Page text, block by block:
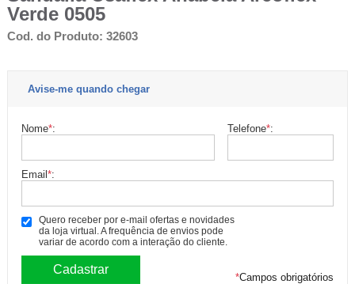
Verde 0505
Cod. do Produto: 32603
Avise-me quando chegar
Nome*: Telefone*:
Email*:
Quero receber por e-mail ofertas e novidades
da loja virtual. A frequência de envios pode
variar de acordo com a interação do cliente.
*Campos obrigatórios